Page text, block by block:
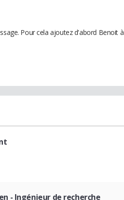
Pour cela ajoutez d'abord Benoit à
- Ingénieur de recherche